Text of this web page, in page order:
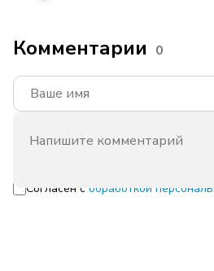
Комментарии 0
Согласен с обработкой